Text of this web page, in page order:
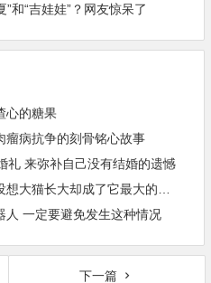
”和“吉娃娃”？网友惊呆了
心的糖果
瘤病抗争的刻骨铭心故事
礼 来弥补自己没有结婚的遗憾
人 一定要避免发生这种情况
下一篇